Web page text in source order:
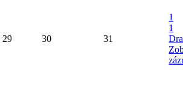
29 30 31
1
1